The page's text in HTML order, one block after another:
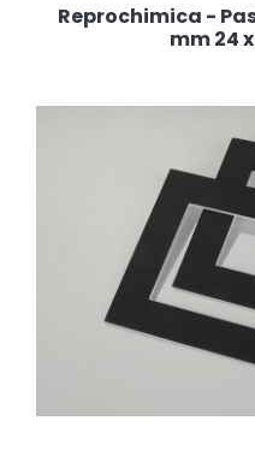
Reprochimica -
mm 24